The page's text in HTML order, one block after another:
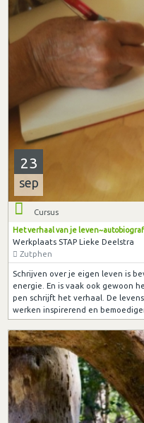
23
sep
Cursus
Het verhaal van je
Werkplaats STAP Lieke Deelstra
Zutphen
Schrijven over je eigen leven is
energie. En is vaak ook gewoon
pen schrijft het verhaal. De
werken inspirerend en